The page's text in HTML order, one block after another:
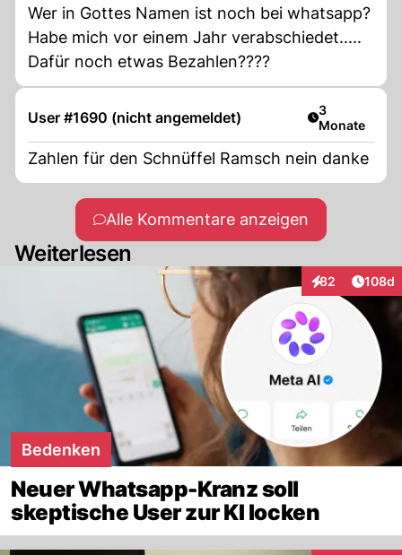
Wer in Gottes Namen ist noch bei whatsapp?
Habe mich vor einem Jahr verabschiedet.....
Dafür noch etwas Bezahlen????
User #1690 (nicht angemeldet) Artikel
3
Monate
Zahlen für den Schnüffel Ramsch nein danke
Alle Kommentare anzeigen
Weiterlesen
82
Interaktionen
108d
Bedenken
Neuer Whatsapp-Kranz soll
skeptische User zur KI locken